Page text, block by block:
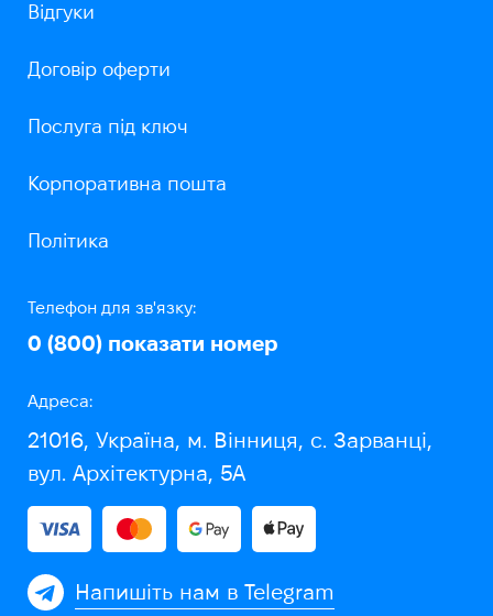
Відгуки
Договір оферти
Послуга під ключ
Корпоративна пошта
Політика
Телефон для зв'язку:
0 (800) показати номер
Адреса:
21016, Україна, м. Вінниця, с. Зарванці,
вул. Архітектурна, 5А
Напишіть нам в Telegram